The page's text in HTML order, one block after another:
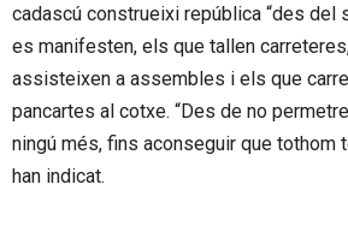
cadascú construeixi república “des del
es manifesten, els que tallen
assisteixen a assembles i els que
pancartes al cotxe. “Des de no
ningú més, fins aconseguir que tothom
han indicat.